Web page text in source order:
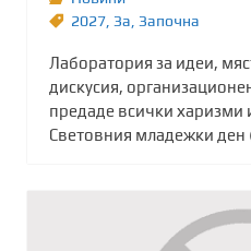
2027 Зa Започна
Лаборатория за идеи,
дискусия,
предаде всички харизми
Световния младежки ден